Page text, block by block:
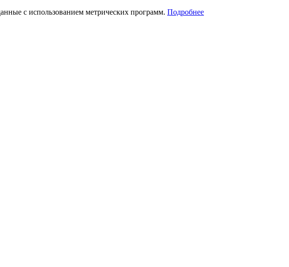
с использованием метрических программ. Подробнее